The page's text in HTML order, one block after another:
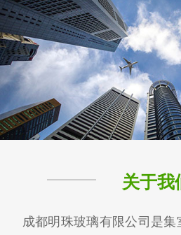
关于我
成都明珠玻璃有限公司是